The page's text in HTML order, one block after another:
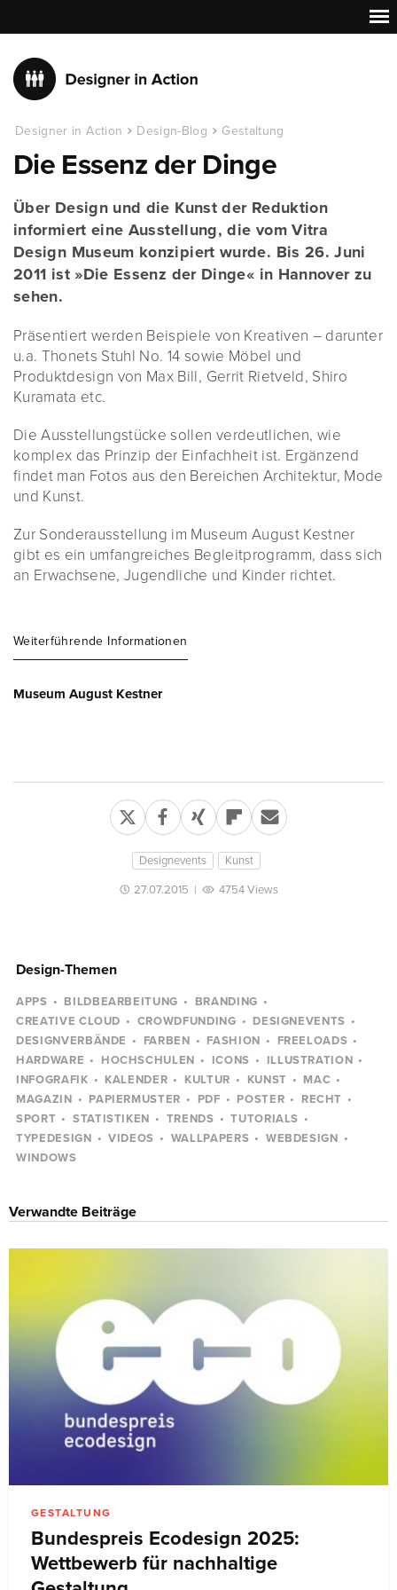
Designer in Action Design-Blog Gestaltung
Die Essenz der Dinge
Über Design und die Kunst der Reduktion
informiert eine Ausstellung, die vom Vitra
Design Museum konzipiert wurde. Bis 26. Juni
2011 ist »Die Essenz der Dinge« in Hannover zu
sehen.
Präsentiert werden Beispiele von Kreativen – darunter
u.a. Thonets Stuhl No. 14 sowie Möbel und
Produktdesign von Max Bill, Gerrit Rietveld, Shiro
Kuramata etc.
Die Ausstellungstücke sollen verdeutlichen, wie
komplex das Prinzip der Einfachheit ist. Ergänzend
findet man Fotos aus den Bereichen Architektur, Mode
und Kunst.
Zur Sonderausstellung im Museum August Kestner
gibt es ein umfangreiches Begleitprogramm, dass sich
an Erwachsene, Jugendliche und Kinder richtet.
Weiterführende Informationen
Museum August Kestner
Designevents Kunst
27.07.2015 | 4754 Views
Design-Themen
APPS BILDBEARBEITUNG
BRANDING
CREATIVE CLOUD
CROWDFUNDING
DESIGNEVENTS
DESIGNVERBÄNDE
FARBEN FASHION
FREELOADS
HARDWARE
HOCHSCHULEN ICONS
ILLUSTRATION
INFOGRAFIK
KALENDER KULTUR KUNST
MAC
MAGAZIN
PAPIERMUSTER PDF POSTER
RECHT
SPORT
STATISTIKEN TRENDS
TUTORIALS
TYPEDESIGN
VIDEOS WALLPAPERS
WEBDESIGN
WINDOWS
Verwandte Beiträge
GESTALTUNG
Bundespreis Ecodesign 2025:
Wettbewerb für nachhaltige